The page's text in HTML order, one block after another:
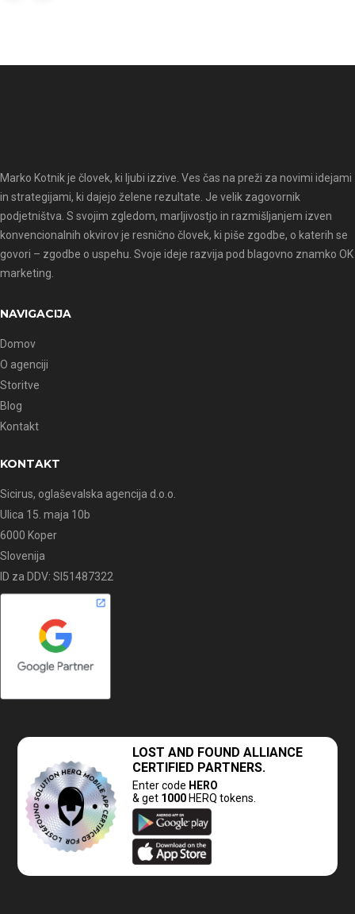
Marko Kotnik je človek, ki ljubi izzive. Ves čas na preži za novimi idejami
in strategijami, ki dajejo želene rezultate. Je velik zagovornik
podjetništva. S svojim zgledom, marljivostjo in razmišljanjem izven
konvencionalnih okvirov je resnično človek, ki piše zgodbe, o katerih se
govori – zgodbe o uspehu. Svoje ideje razvija pod blagovno znamko OK
marketing.
NAVIGACIJA
Domov
O agenciji
Storitve
Blog
Kontakt
KONTAKT
Sicirus, oglaševalska agencija d.o.o.
Ulica 15. maja 10b
6000 Koper
Slovenija
ID za DDV: SI51487322
LOST AND FOUND ALLIANCE
CERTIFIED PARTNERS.
Enter code HERO
& get 1000 HERQ tokens.